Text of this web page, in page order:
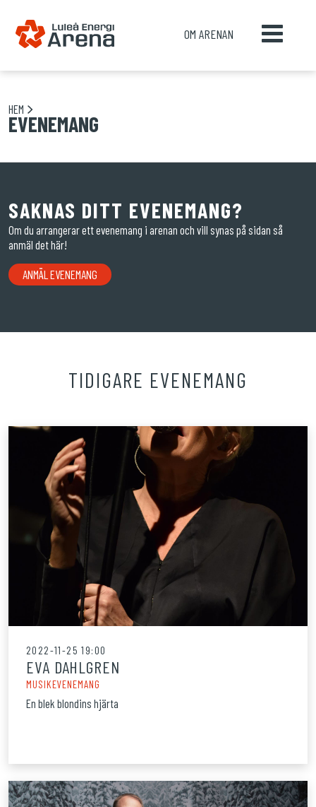
OM ARENAN
HEM
EVENEMANG
SAKNAS DITT EVENEMANG?
Om du arrangerar ett evenemang i arenan och vill synas på sidan så
anmäl det här!
ANMÄL EVENEMANG
TIDIGARE EVENEMANG
2022-11-25 19:00
EVA DAHLGREN
MUSIKEVENEMANG
En blek blondins hjärta